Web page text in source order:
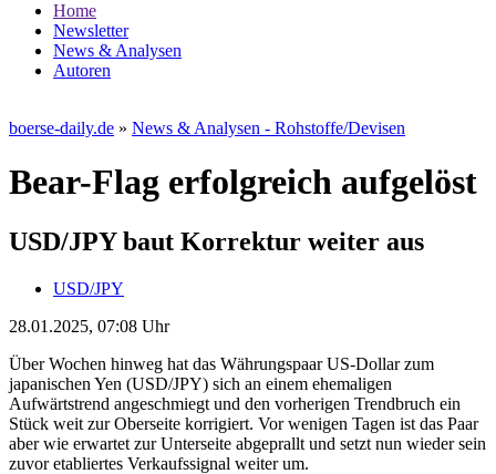
Home
Newsletter
News & Analysen
Autoren
boerse-daily.de » News & Analysen - Rohstoffe/Devisen
Bear-Flag erfolgreich aufgelöst
USD/JPY baut Korrektur weiter aus
USD/JPY
28.01.2025, 07:08 Uhr
Über Wochen hinweg hat das Währungspaar US-Dollar zum
japanischen Yen (USD/JPY) sich an einem ehemaligen
Aufwärtstrend angeschmiegt und den vorherigen Trendbruch ein
Stück weit zur Oberseite korrigiert. Vor wenigen Tagen ist das Paar
aber wie erwartet zur Unterseite abgeprallt und setzt nun wieder sein
zuvor etabliertes Verkaufssignal weiter um.